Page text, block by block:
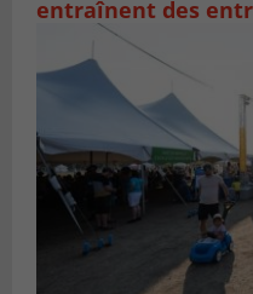
entraînent des